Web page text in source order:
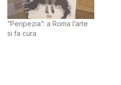
“Peripezia”: a Roma l’arte
si fa cura